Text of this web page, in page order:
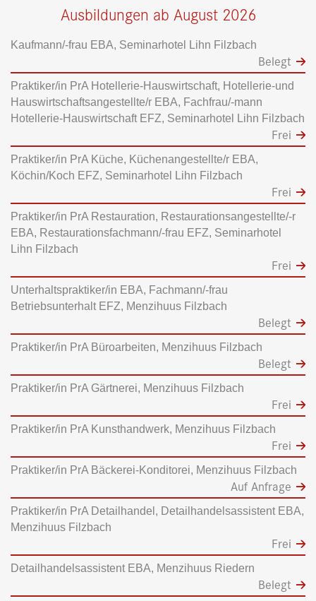
Ausbildungen ab August 2026
Kaufmann/-frau EBA, Seminarhotel Lihn Filzbach
Belegt
Praktiker/in PrA Hotellerie-Hauswirtschaft, Hotellerie-und
Hauswirtschaftsangestellte/r EBA, Fachfrau/-mann
Hotellerie-Hauswirtschaft EFZ, Seminarhotel Lihn Filzbach
Frei
Praktiker/in PrA Küche, Küchenangestellte/r EBA,
Köchin/Koch EFZ, Seminarhotel Lihn Filzbach
Frei
Praktiker/in PrA Restauration, Restaurationsangestellte/-r
EBA, Restaurationsfachmann/-frau EFZ, Seminarhotel
Lihn Filzbach
Frei
Unterhaltspraktiker/in EBA, Fachmann/-frau
Betriebsunterhalt EFZ, Menzihuus Filzbach
Belegt
Praktiker/in PrA Büroarbeiten, Menzihuus Filzbach
Belegt
Praktiker/in PrA Gärtnerei, Menzihuus Filzbach
Frei
Praktiker/in PrA Kunsthandwerk, Menzihuus Filzbach
Frei
Praktiker/in PrA Bäckerei-Konditorei, Menzihuus Filzbach
Auf Anfrage
Praktiker/in PrA Detailhandel, Detailhandelsassistent EBA,
Menzihuus Filzbach
Frei
Detailhandelsassistent EBA, Menzihuus Riedern
Belegt